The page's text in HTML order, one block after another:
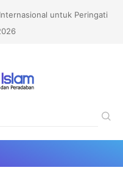
untuk Peringati
Masjidil Aqsha